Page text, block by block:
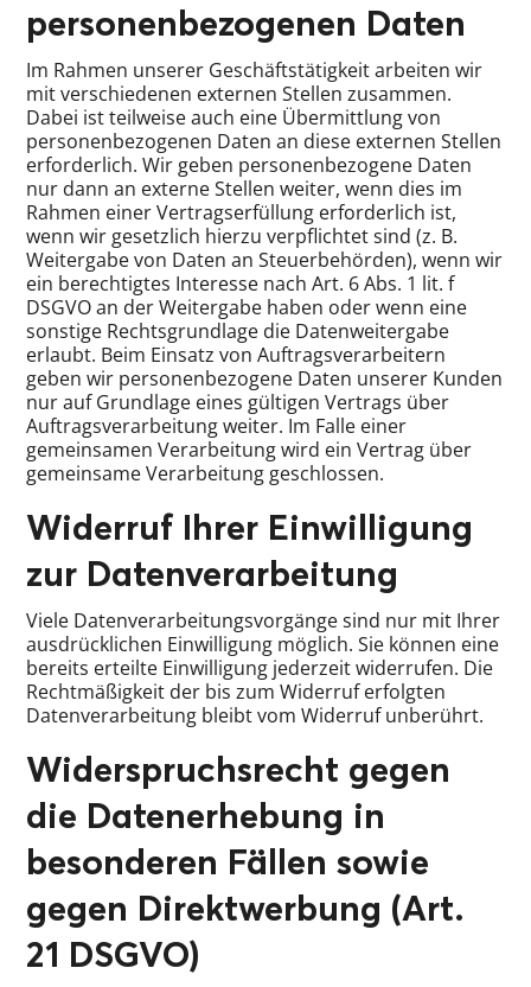
personenbezogenen Daten
Im Rahmen unserer Geschäftstätigkeit arbeiten wir
mit verschiedenen externen Stellen zusammen.
Dabei ist teilweise auch eine Übermittlung von
personenbezogenen Daten an diese externen Stellen
erforderlich. Wir geben personenbezogene Daten
nur dann an externe Stellen weiter, wenn dies im
Rahmen einer Vertragserfüllung erforderlich ist,
wenn wir gesetzlich hierzu verpflichtet sind (z. B.
Weitergabe von Daten an Steuerbehörden), wenn wir
ein berechtigtes Interesse nach Art. 6 Abs. 1 lit. f
DSGVO an der Weitergabe haben oder wenn eine
sonstige Rechtsgrundlage die Datenweitergabe
erlaubt. Beim Einsatz von Auftragsverarbeitern
geben wir personenbezogene Daten unserer Kunden
nur auf Grundlage eines gültigen Vertrags über
Auftragsverarbeitung weiter. Im Falle einer
gemeinsamen Verarbeitung wird ein Vertrag über
gemeinsame Verarbeitung geschlossen.
Widerruf Ihrer Einwilligung
zur Datenverarbeitung
Viele Datenverarbeitungsvorgänge sind nur mit Ihrer
ausdrücklichen Einwilligung möglich. Sie können eine
bereits erteilte Einwilligung jederzeit widerrufen. Die
Rechtmäßigkeit der bis zum Widerruf erfolgten
Datenverarbeitung bleibt vom Widerruf unberührt.
Widerspruchsrecht gegen
die Datenerhebung in
besonderen Fällen sowie
gegen Direktwerbung (Art.
21 DSGVO)